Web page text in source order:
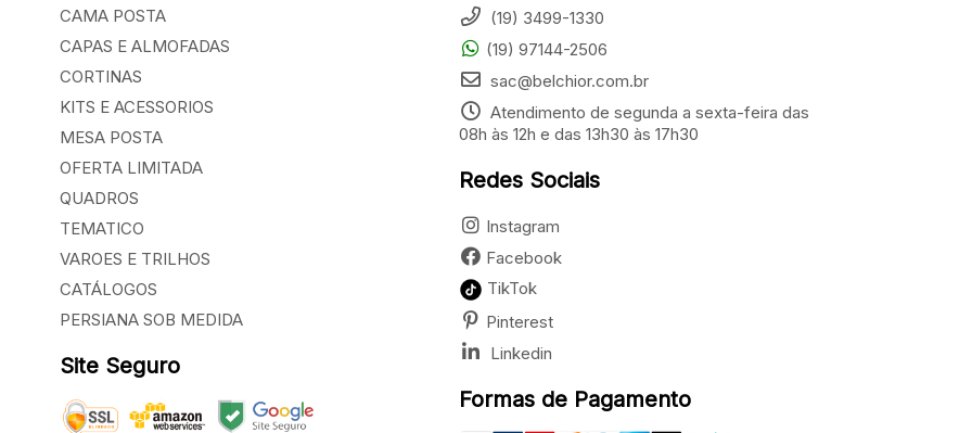
CAMA POSTA
CAPAS E ALMOFADAS
CORTINAS
KITS E ACESSORIOS
MESA POSTA
OFERTA LIMITADA
QUADROS
TEMATICO
VAROES E TRILHOS
CATÁLOGOS
PERSIANA SOB MEDIDA
Site Seguro
(19) 3499-1330
(19) 97144-2506
sac@belchior.com.br
Atendimento de segunda a sexta-feira das
08h às 12h e das 13h30 às 17h30
Redes Sociais
Instagram
Facebook
TikTok
Pinterest
Linkedin
Formas de Pagamento